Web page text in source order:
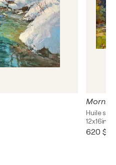
Huile sur
12x16in
620